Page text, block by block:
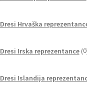
Dresi Hrvaška
Dresi Irska reprezentance 0
Dresi Islandija